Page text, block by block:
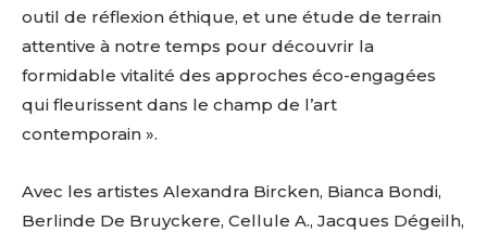
outil de réflexion éthique, et une étude de terrain
attentive à notre temps pour découvrir la
formidable vitalité des approches éco-engagées
qui fleurissent dans le champ de l’art
contemporain ».
Avec les artistes Alexandra Bircken, Bianca Bondi,
Berlinde De Bruyckere, Cellule A., Jacques Dégeilh,